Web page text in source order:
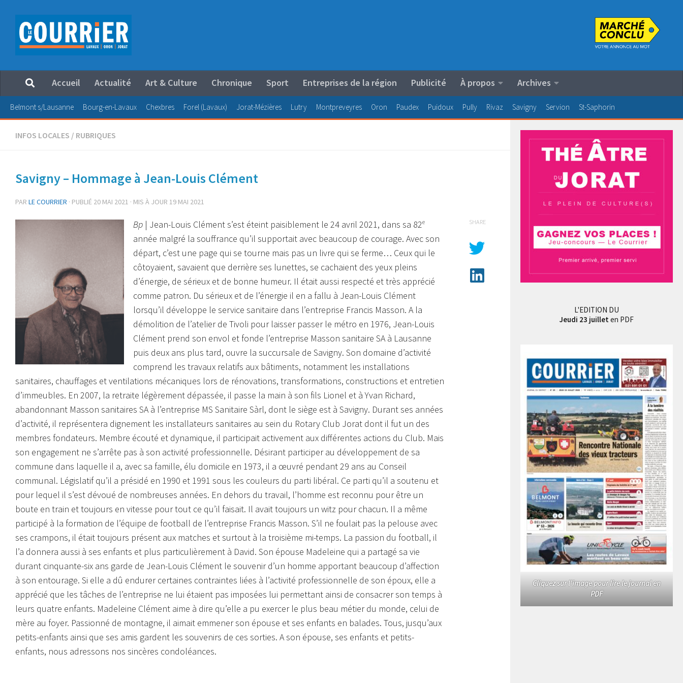
Au dessous du contenu
Accueil Actualité Art & Culture Chronique Sport Entreprises de la région Publicité À propos Archives
Belmont s/Lausanne Bourg-en-Lavaux Chexbres Forel (Lavaux) Jorat-Mézières Lutry Montpreveyres Oron Paudex Puidoux Pully Rivaz Savigny Servion St-Saphorin
INFOS LOCALES / RUBRIQUES
Savigny – Hommage à Jean-Louis Clément
PAR LE COURRIER · PUBLIÉ 20 MAI 2021 · MIS À JOUR 19 MAI 2021
Bp | Jean-Louis Clément s’est éteint paisiblement le 24 avril 2021, dans sa 82e
année malgré la souffrance qu’il supportait avec beaucoup de courage. Avec son
départ, c’est une page qui se tourne mais pas un livre qui se ferme… Ceux qui le
côtoyaient, savaient que derrière ses lunettes, se cachaient des yeux pleins
d’énergie, de sérieux et de bonne humeur. Il était aussi respecté et très apprécié
comme patron. Du sérieux et de l’énergie il en a fallu à Jean-Louis Clément
lorsqu’il développe le service sanitaire dans l’entreprise Francis Masson. A la
démolition de l’atelier de Tivoli pour laisser passer le métro en 1976, Jean-Louis
Clément prend son envol et fonde l’entreprise Masson sanitaire SA à Lausanne
puis deux ans plus tard, ouvre la succursale de Savigny. Son domaine d’activité
comprend les travaux relatifs aux bâtiments, notamment les installations
sanitaires, chauffages et ventilations mécaniques lors de rénovations, transformations, constructions et entretien
d’immeubles. En 2007, la retraite légèrement dépassée, il passe la main à son fils Lionel et à Yvan Richard,
abandonnant Masson sanitaires SA à l’entreprise MS Sanitaire Sàrl, dont le siège est à Savigny. Durant ses années
d’activité, il représentera dignement les installateurs sanitaires au sein du Rotary Club Jorat dont il fut un des
membres fondateurs. Membre écouté et dynamique, il participait activement aux différentes actions du Club. Mais
son engagement ne s’arrête pas à son activité professionnelle. Désirant participer au développement de sa
commune dans laquelle il a, avec sa famille, élu domicile en 1973, il a œuvré pendant 29 ans au Conseil
communal. Législatif qu’il a présidé en 1990 et 1991 sous les couleurs du parti libéral. Ce parti qu’il a soutenu et
pour lequel il s’est dévoué de nombreuses années. En dehors du travail, l’homme est reconnu pour être un
boute en train et toujours en vitesse pour tout ce qu’il faisait. Il avait toujours un witz pour chacun. Il a même
participé à la formation de l’équipe de football de l’entreprise Francis Masson. S’il ne foulait pas la pelouse avec
ses crampons, il était toujours présent aux matches et surtout à la troisième mi-temps. La passion du football, il
l’a donnera aussi à ses enfants et plus particulièrement à David. Son épouse Madeleine qui a partagé sa vie
durant cinquante-six ans garde de Jean-Louis Clément le souvenir d’un homme apportant beaucoup d’affection
à son entourage. Si elle a dû endurer certaines contraintes liées à l’activité professionnelle de son époux, elle a
apprécié que les tâches de l’entreprise ne lui étaient pas imposées lui permettant ainsi de consacrer son temps à
leurs quatre enfants. Madeleine Clément aime à dire qu’elle a pu exercer le plus beau métier du monde, celui de
mère au foyer. Passionné de montagne, il aimait emmener son épouse et ses enfants en balades. Tous, jusqu’aux
petits-enfants ainsi que ses amis gardent les souvenirs de ces sorties. A son épouse, ses enfants et petits-
enfants, nous adressons nos sincères condoléances.
SHARE
L'EDITION DU
Jeudi 23 juillet en PDF
Cliquez sur l'image pour lire le journal en
PDF